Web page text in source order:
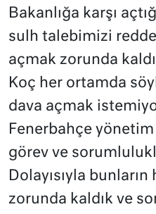
Bakanlığa karşı
sulh talebimizi
açmak zorunda
Koç her ortamda
dava açmak
Fenerbahçe
görev ve
Dolayısıyla
zorunda kaldık ve